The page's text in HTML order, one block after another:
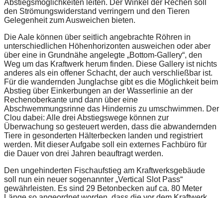
Abstiegsmöglichkeiten leiten. Der Winkel der Rechen soll
den Strömungswiderstand verringern und den Tieren
Gelegenheit zum Ausweichen bieten.
Die Aale können über seitlich angebrachte Röhren in
unterschiedlichen Höhenhorizonten ausweichen oder aber
über eine in Grundnähe angelegte „Bottom-Gallery“, den
Weg um das Kraftwerk herum finden. Diese Gallery ist nichts
anderes als ein offener Schacht, der auch verschließbar ist.
Für die wandernden Junglachse gibt es die Möglichkeit beim
Abstieg über Einkerbungen an der Wasserlinie an der
Rechenoberkante und dann über eine
Abschwemmungsrinne das Hindernis zu umschwimmen. Der
Clou dabei: Alle drei Abstiegswege können zur
Überwachung so gesteuert werden, dass die abwandernden
Tiere in gesonderten Hälterbecken landen und registriert
werden. Mit dieser Aufgabe soll ein externes Fachbüro für
die Dauer von drei Jahren beauftragt werden.
Den ungehinderten Fischaufstieg am Kraftwerksgebäude
soll nun ein neuer sogenannter „Vertical Slot Pass“
gewährleisten. Es sind 29 Betonbecken auf ca. 80 Meter